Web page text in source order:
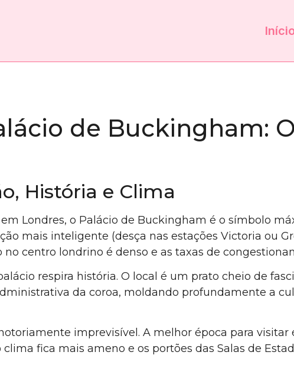
de Buckingham:
História e Clima
Londres, o Palácio de Buckingham é o símbolo
mais inteligente (desça nas estações Victoria ou
centro londrino é denso e as taxas de
respira história. O local é um prato cheio de
da coroa, moldando profundamente a
imprevisível. A melhor época para visitar
fica mais ameno e os portões das Salas de